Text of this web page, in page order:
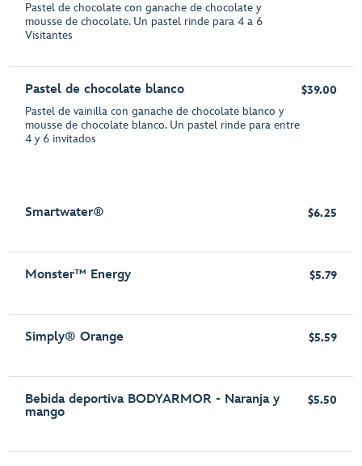
Pastel de chocolate con ganache de chocolate y
mousse de chocolate. Un pastel rinde para 4 a 6
Visitantes
Pastel de chocolate blanco
Pastel de vainilla con ganache de chocolate blanco y
mousse de chocolate blanco. Un pastel rinde para entre
4 y 6 invitados
$39.00
Smartwater® $6.25
Monster™ Energy $5.79
Simply® Orange $5.59
Bebida deportiva BODYARMOR - Naranja y
mango
$5.50